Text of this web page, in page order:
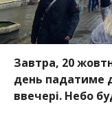
Завтра, 20
день падатиме
ввечері. Небо